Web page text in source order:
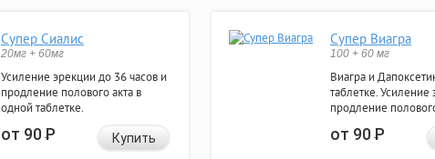
Супер Сиалис
20мг + 60мг
Усиление эрекции до 36 часов и
продление полового акта в
одной таблетке.
от 90Р Купить
Супер Виагра
100 + 60 мг
Виагра и
таблетке. Усиление
продление
от 90Р